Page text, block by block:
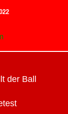
der Ball